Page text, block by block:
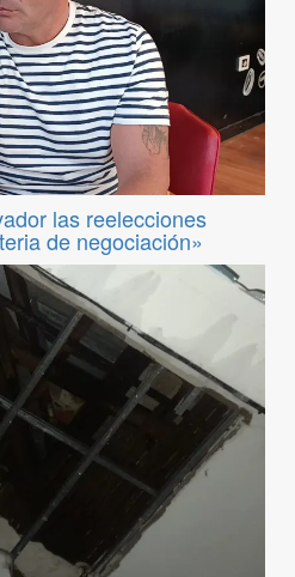
las reelecciones
de negociación»